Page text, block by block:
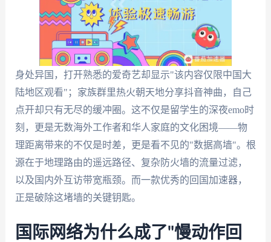
身处异国，打开熟悉的爱奇艺却显示"该内容仅限中国大
陆地区观看"；家族群里热火朝天地分享抖音神曲，自己
点开却只有无尽的缓冲圈。这不仅是留学生的深夜emo时
刻，更是无数海外工作者和华人家庭的文化困境——物
理距离带来的不仅是时差，更是看不见的"数据高墙"。根
源在于地理路由的遥远路径、复杂防火墙的流量过滤，
以及国内外互访带宽瓶颈。而一款优秀的回国加速器，
正是破除这堵墙的关键钥匙。
国际网络为什么成了"慢动作回